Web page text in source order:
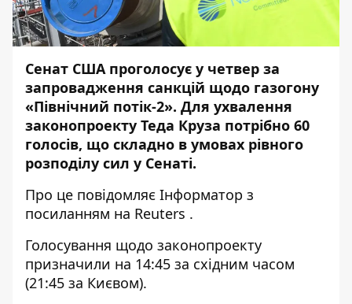
Сенат США проголосує у четвер за
запровадження санкцій щодо газогону
«Північний потік-2». Для ухвалення
законопроекту Теда Круза потрібно 60
голосів, що складно в умовах рівного
розподілу сил у Сенаті.
Про це повідомляє Інформатор з
посиланням на Reuters .
Голосування щодо законопроекту
призначили на 14:45 за східним часом
(21:45 за Києвом).